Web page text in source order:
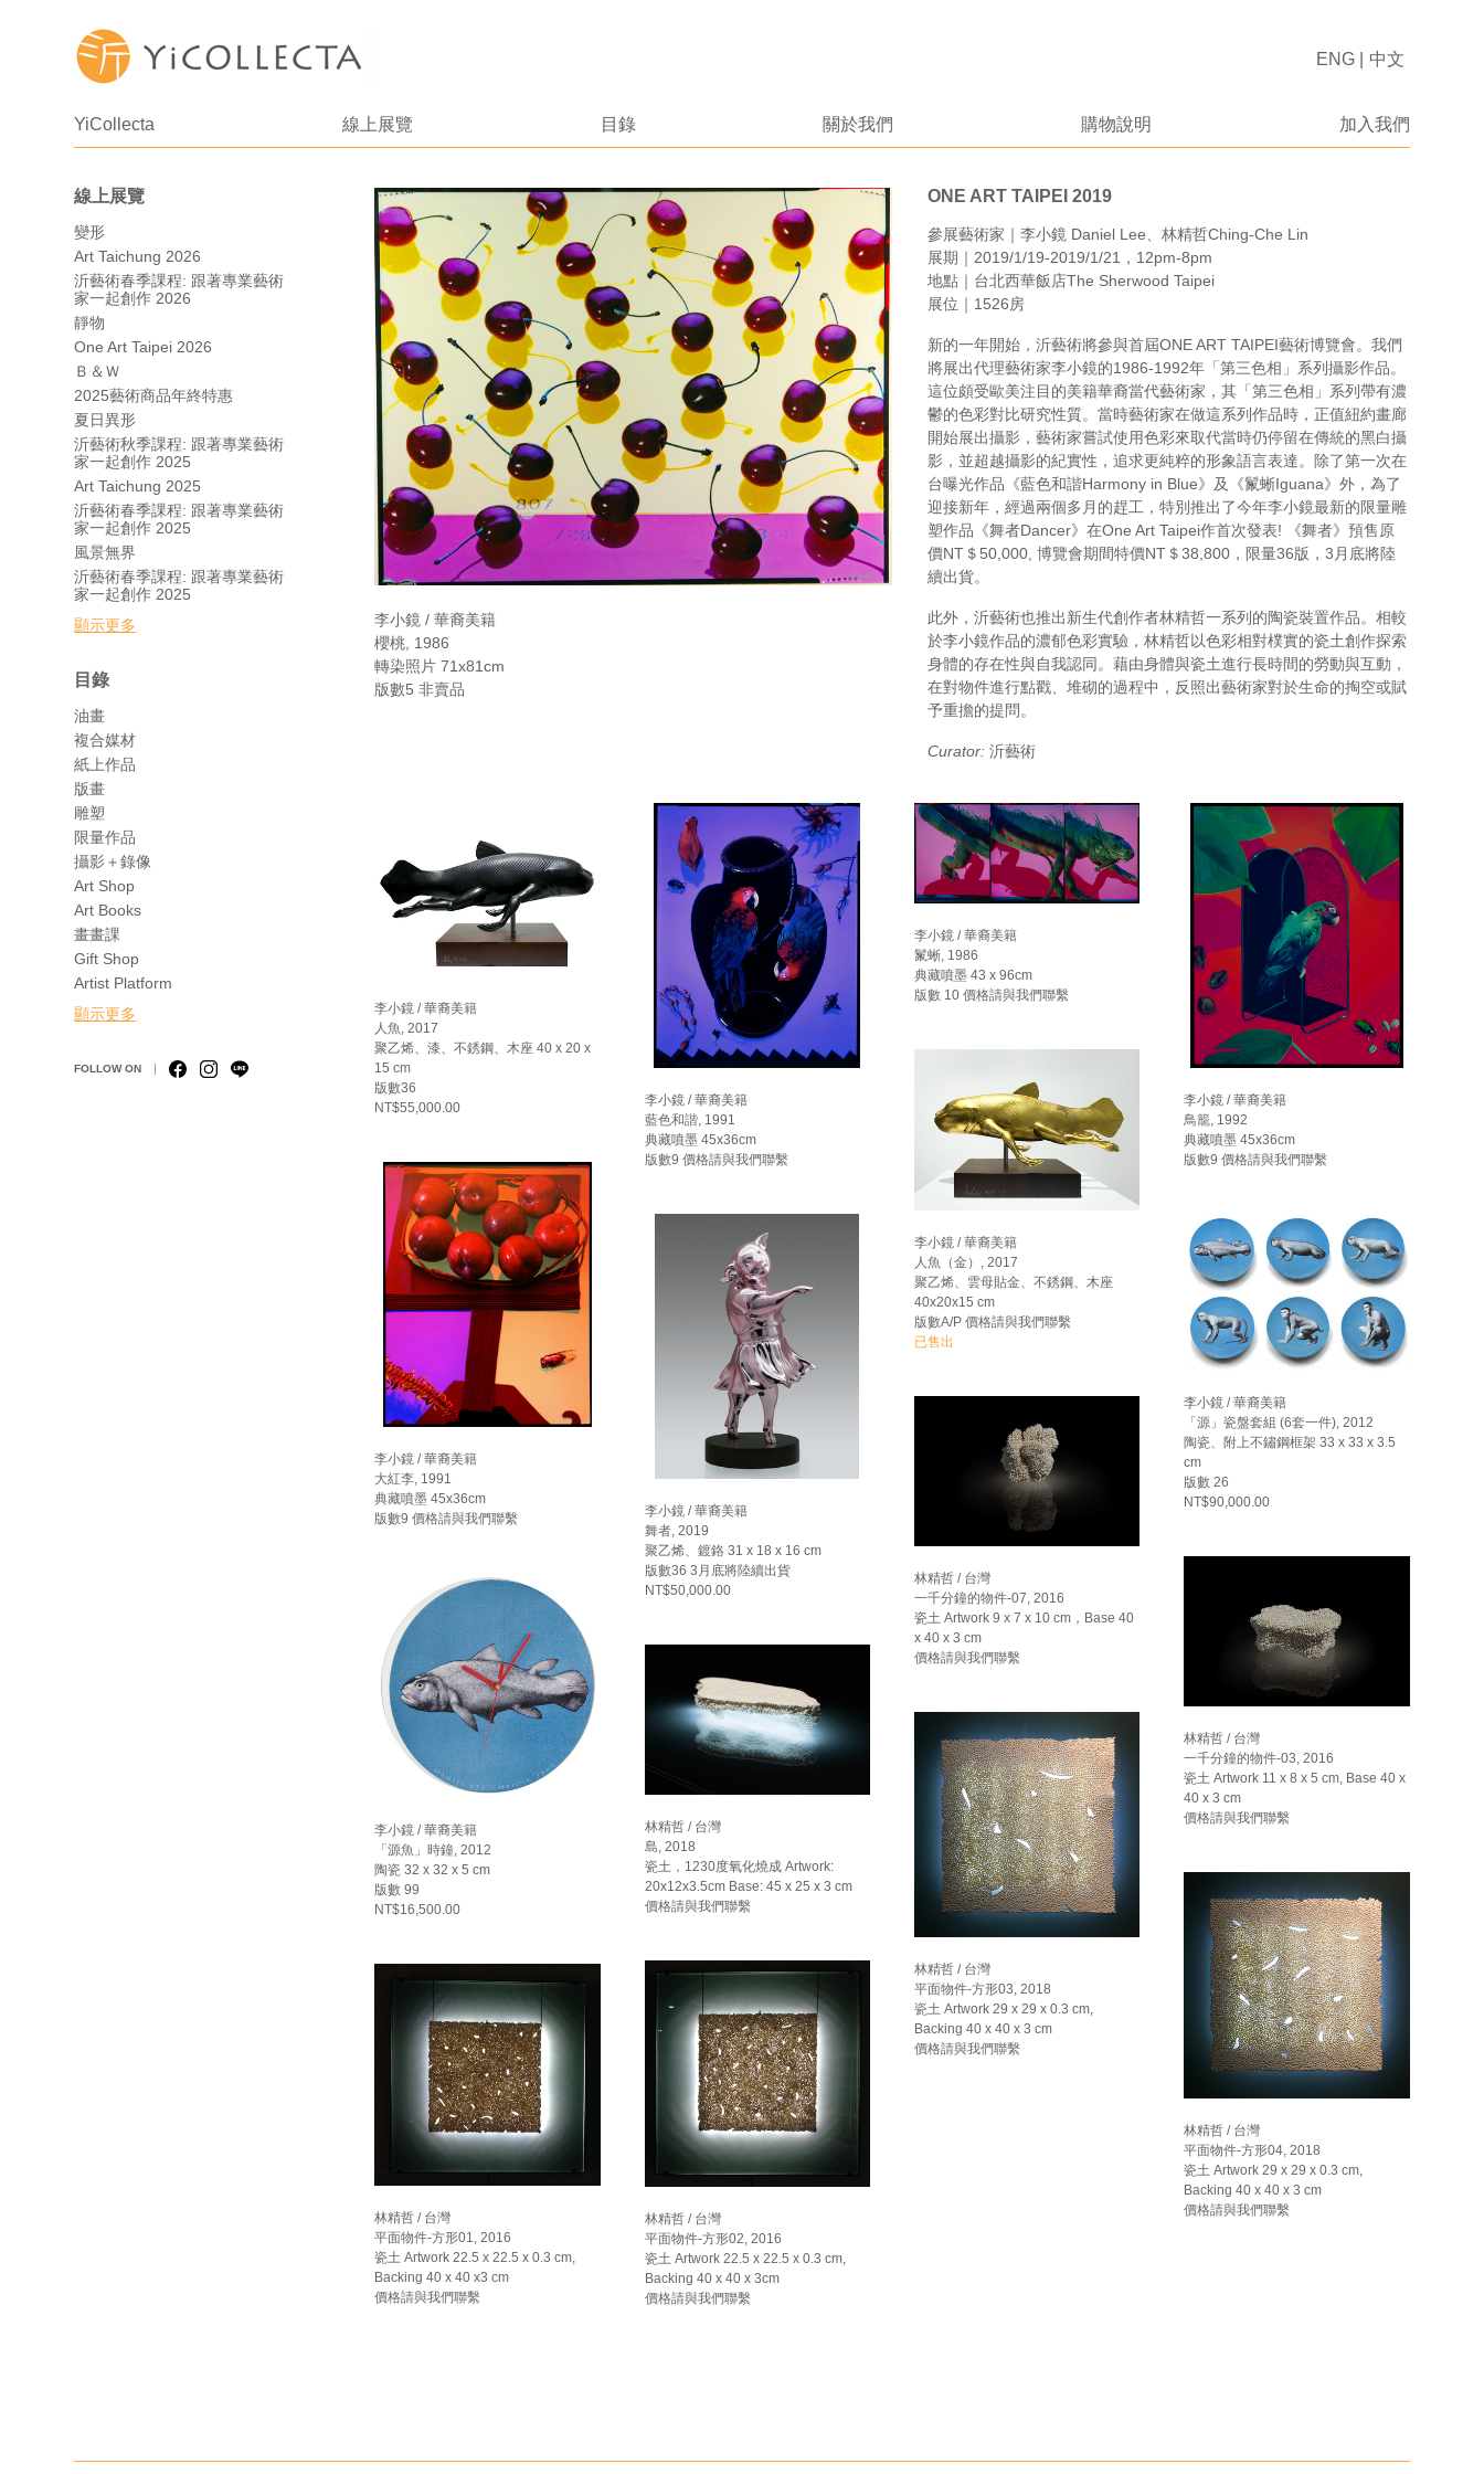
YiCollecta 線上展覽 目錄 關於我們 購物說明 加入我們
ENG 中文
線上展覽
變形
Art Taichung 2026
沂藝術春季課程: 跟著專業藝術
家一起創作 2026
靜物
One Art Taipei 2026
Ｂ＆Ｗ
2025藝術商品年終特惠
夏日異形
沂藝術秋季課程: 跟著專業藝術
家一起創作 2025
Art Taichung 2025
沂藝術春季課程: 跟著專業藝術
家一起創作 2025
風景無界
沂藝術春季課程: 跟著專業藝術
家一起創作 2025
顯示更多
目錄
油畫
複合媒材
紙上作品
版畫
雕塑
限量作品
攝影＋錄像
Art Shop
Art Books
畫畫課
Gift Shop
Artist Platform
顯示更多
FOLLOW ON
李小鏡 / 華裔美籍
櫻桃, 1986
轉染照片 71x81cm
版數5 非賣品
ONE ART TAIPEI 2019
參展藝術家｜李小鏡 Daniel Lee、林精哲Ching-Che Lin
展期｜2019/1/19-2019/1/21，12pm-8pm
地點｜台北西華飯店The Sherwood Taipei
展位｜1526房
新的一年開始，沂藝術將參與首屆ONE ART TAIPEI藝術博覽會。我們
將展出代理藝術家李小鏡的1986-1992年「第三色相」系列攝影作品。
這位頗受歐美注目的美籍華裔當代藝術家，其「第三色相」系列帶有濃
鬱的色彩對比研究性質。當時藝術家在做這系列作品時，正值紐約畫廊
開始展出攝影，藝術家嘗試使用色彩來取代當時仍停留在傳統的黑白攝
影，並超越攝影的紀實性，追求更純粹的形象語言表達。除了第一次在
台曝光作品《藍色和諧Harmony in Blue》及《鬣蜥Iguana》外，為了
迎接新年，經過兩個多月的趕工，特別推出了今年李小鏡最新的限量雕
塑作品《舞者Dancer》在One Art Taipei作首次發表! 《舞者》預售原
價NT＄50,000, 博覽會期間特價NT＄38,800，限量36版，3月底將陸
續出貨。
此外，沂藝術也推出新生代創作者林精哲一系列的陶瓷裝置作品。相較
於李小鏡作品的濃郁色彩實驗，林精哲以色彩相對樸實的瓷土創作探索
身體的存在性與自我認同。藉由身體與瓷土進行長時間的勞動與互動，
在對物件進行點戳、堆砌的過程中，反照出藝術家對於生命的掏空或賦
予重擔的提問。
Curator: 沂藝術
李小鏡 / 華裔美籍
人魚, 2017
聚乙烯、漆、不銹鋼、木座 40 x 20 x
15 cm
版數36
NT$55,000.00
李小鏡 / 華裔美籍
大紅李, 1991
典藏噴墨 45x36cm
版數9 價格請與我們聯繫
李小鏡 / 華裔美籍
「源魚」時鐘, 2012
陶瓷 32 x 32 x 5 cm
版數 99
NT$16,500.00
林精哲 / 台灣
平面物件-方形01, 2016
瓷土 Artwork 22.5 x 22.5 x 0.3 cm,
Backing 40 x 40 x3 cm
價格請與我們聯繫
李小鏡 / 華裔美籍
藍色和諧, 1991
典藏噴墨 45x36cm
版數9 價格請與我們聯繫
李小鏡 / 華裔美籍
舞者, 2019
聚乙烯、鍍鉻 31 x 18 x 16 cm
版數36 3月底將陸續出貨
NT$50,000.00
林精哲 / 台灣
島, 2018
瓷土，1230度氧化燒成 Artwork:
20x12x3.5cm Base: 45 x 25 x 3 cm
價格請與我們聯繫
林精哲 / 台灣
平面物件-方形02, 2016
瓷土 Artwork 22.5 x 22.5 x 0.3 cm,
Backing 40 x 40 x 3cm
價格請與我們聯繫
李小鏡 / 華裔美籍
鬣蜥, 1986
典藏噴墨 43 x 96cm
版數 10 價格請與我們聯繫
李小鏡 / 華裔美籍
人魚（金）, 2017
聚乙烯、雲母貼金、不銹鋼、木座
40x20x15 cm
版數A/P 價格請與我們聯繫
已售出
林精哲 / 台灣
一千分鐘的物件-07, 2016
瓷土 Artwork 9 x 7 x 10 cm，Base 40
x 40 x 3 cm
價格請與我們聯繫
林精哲 / 台灣
平面物件-方形03, 2018
瓷土 Artwork 29 x 29 x 0.3 cm,
Backing 40 x 40 x 3 cm
價格請與我們聯繫
李小鏡 / 華裔美籍
鳥籠, 1992
典藏噴墨 45x36cm
版數9 價格請與我們聯繫
李小鏡 / 華裔美籍
「源」瓷盤套組 (6套一件), 2012
陶瓷、附上不鏽鋼框架 33 x 33 x 3.5
cm
版數 26
NT$90,000.00
林精哲 / 台灣
一千分鐘的物件-03, 2016
瓷土 Artwork 11 x 8 x 5 cm, Base 40 x
40 x 3 cm
價格請與我們聯繫
林精哲 / 台灣
平面物件-方形04, 2018
瓷土 Artwork 29 x 29 x 0.3 cm,
Backing 40 x 40 x 3 cm
價格請與我們聯繫